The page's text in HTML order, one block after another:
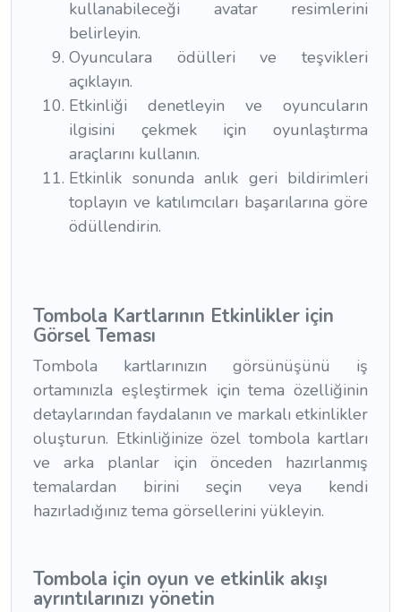
kullanabileceği avatar resimlerini
belirleyin.
Oyunculara ödülleri ve teşvikleri
açıklayın.
Etkinliği denetleyin ve oyuncuların
ilgisini çekmek için oyunlaştırma
araçlarını kullanın.
Etkinlik sonunda anlık geri bildirimleri
toplayın ve katılımcıları başarılarına göre
ödüllendirin.
Tombola Kartlarının Etkinlikler için
Görsel Teması
Tombola kartlarınızın görsünüşünü iş
ortamınızla eşleştirmek için tema özelliğinin
detaylarından faydalanın ve markalı etkinlikler
oluşturun. Etkinliğinize özel tombola kartları
ve arka planlar için önceden hazırlanmış
temalardan birini seçin veya kendi
hazırladığınız tema görsellerini yükleyin.
Tombola için oyun ve etkinlik akışı
ayrıntılarınızı yönetin